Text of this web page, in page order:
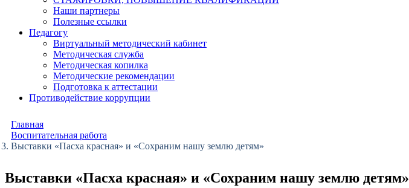
Наши партнеры
Полезные ссылки
Педагогу
Виртуальный методический кабинет
Методическая служба
Методическая копилка
Методические рекомендации
Подготовка к аттестации
Противодействие коррупции
Главная
Воспитательная работа
Выставки «Пасха красная» и «Сохраним нашу землю детям»
Выставки «Пасха красная» и «Сохраним нашу землю детям»